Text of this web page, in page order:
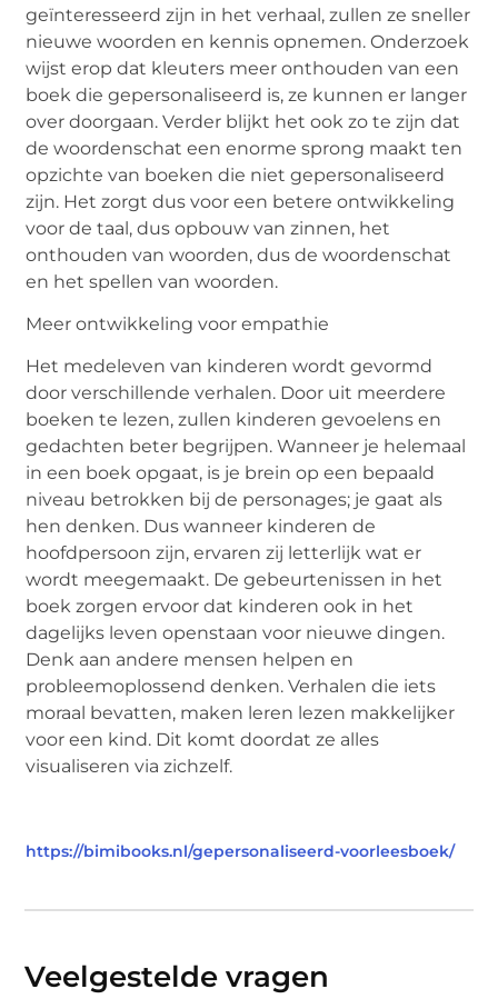
geïnteresseerd zijn in het verhaal, zullen ze sneller
nieuwe woorden en kennis opnemen. Onderzoek
wijst erop dat kleuters meer onthouden van een
boek die gepersonaliseerd is, ze kunnen er langer
over doorgaan. Verder blijkt het ook zo te zijn dat
de woordenschat een enorme sprong maakt ten
opzichte van boeken die niet gepersonaliseerd
zijn. Het zorgt dus voor een betere ontwikkeling
voor de taal, dus opbouw van zinnen, het
onthouden van woorden, dus de woordenschat
en het spellen van woorden.
Meer ontwikkeling voor empathie
Het medeleven van kinderen wordt gevormd
door verschillende verhalen. Door uit meerdere
boeken te lezen, zullen kinderen gevoelens en
gedachten beter begrijpen. Wanneer je helemaal
in een boek opgaat, is je brein op een bepaald
niveau betrokken bij de personages; je gaat als
hen denken. Dus wanneer kinderen de
hoofdpersoon zijn, ervaren zij letterlijk wat er
wordt meegemaakt. De gebeurtenissen in het
boek zorgen ervoor dat kinderen ook in het
dagelijks leven openstaan voor nieuwe dingen.
Denk aan andere mensen helpen en
probleemoplossend denken. Verhalen die iets
moraal bevatten, maken leren lezen makkelijker
voor een kind. Dit komt doordat ze alles
visualiseren via zichzelf.
https://bimibooks.nl/gepersonaliseerd-voorleesboek/
Veelgestelde vragen